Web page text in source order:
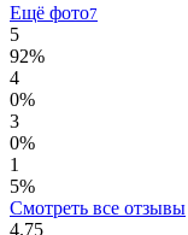
Ещё фото7
5
92%
4
0%
3
0%
1
5%
Смотреть все отзывы
4.75